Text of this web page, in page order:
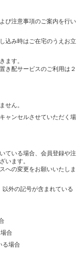
び注意事項のご案内を行い
込み時はご在宅のうえお立
ます。
き配サービスのご利用は２
せん。
ャンセルさせていただく場
ている場合、会員登録や注
います。
への変更をお願いいたしま
外の記号が含まれている
合
る場合